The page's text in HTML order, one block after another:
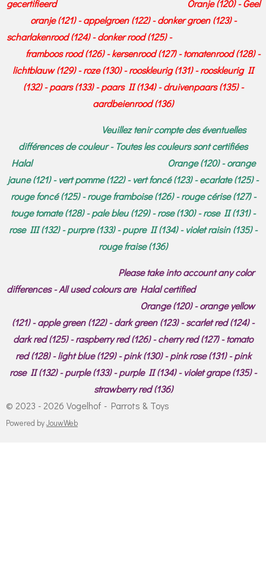
gecertifieerd Oranje (120) - Geel
oranje (121) - appelgroen (122) - donker groen (123) -
scharlakenrood (124) - donker rood (125) -
framboos rood (126) - kersenrood (127) - tomatenrood (128) -
lichtblauw (129) - roze (130) - rooskleurig (131) - rooskleurig II
(132) - paars (133) - paars II (134) - druivenpaars (135) -
aardbeienrood (136)
Veuillez tenir compte des éventuelles
différences de couleur - Toutes les couleurs sont certifiées
Halal Orange (120) - orange
jaune (121) - vert pomme (122) - vert foncé (123) - ecarlate (125) -
rouge foncé (125) - rouge framboise (126) - rouge cérise (127) -
touge tomate (128) - pale bleu (129) - rose (130) - rose II (131) -
rose III (132) - purpre (133) - pupre II (134) - violet raisin (135) -
rouge fraise (136)
Please take into account any color
differences - All used colours are Halal certified
Orange (120) - orange yellow
(121) - apple green (122) - dark green (123) - scarlet red (124) -
dark red (125) - raspberry red (126) - cherry red (127) - tomato
red (128) - light blue (129) - pink (130) - pink rose (131) - pink
rose II (132) - purple (133) - purple II (134) - violet grape (135) -
strawberry red (136)
© 2023 - 2026 Vogelhof - Parrots & Toys
Powered byJouwWeb